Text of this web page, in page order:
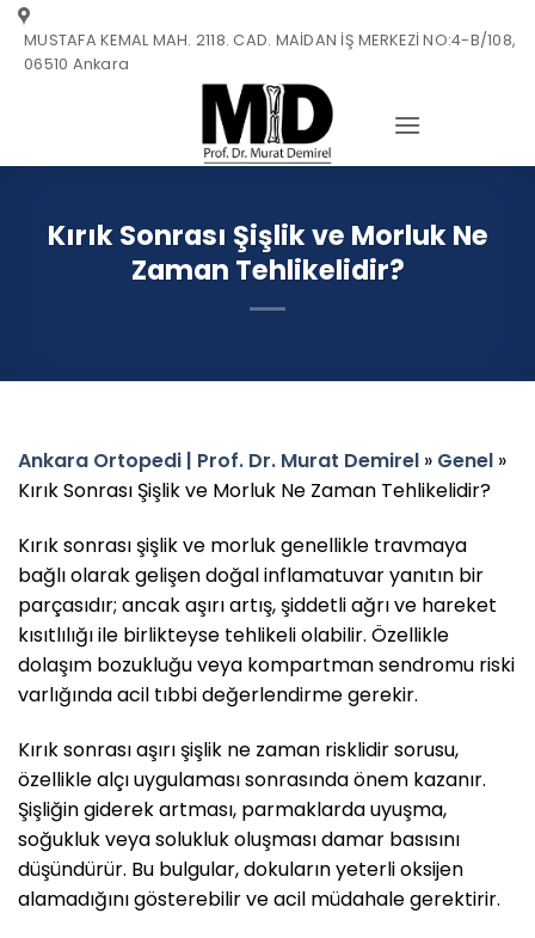
Skip
content
MUSTAFA KEMAL MAH. 2118. CAD. MAİDAN İŞ MERKEZİ NO:4-B/108,
06510 Ankara
Kırık Sonrası Şişlik ve Morluk Ne
Zaman Tehlikelidir?
Ankara Ortopedi | Prof. Dr. Murat Demirel » Genel »
Kırık Sonrası Şişlik ve Morluk Ne Zaman Tehlikelidir?
Kırık sonrası şişlik ve morluk genellikle travmaya
bağlı olarak gelişen doğal inflamatuvar yanıtın bir
parçasıdır; ancak aşırı artış, şiddetli ağrı ve hareket
kısıtlılığı ile birlikteyse tehlikeli olabilir. Özellikle
dolaşım bozukluğu veya kompartman sendromu riski
varlığında acil tıbbi değerlendirme gerekir.
Kırık sonrası aşırı şişlik ne zaman risklidir sorusu,
özellikle alçı uygulaması sonrasında önem kazanır.
Şişliğin giderek artması, parmaklarda uyuşma,
soğukluk veya solukluk oluşması damar basısını
düşündürür. Bu bulgular, dokuların yeterli oksijen
alamadığını gösterebilir ve acil müdahale gerektirir.